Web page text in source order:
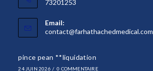
73201253
Email:
contact@farhathachedmedical.com
pince pean **liquidation
24 JUIN 2026 / 0 COMMENTAIRE